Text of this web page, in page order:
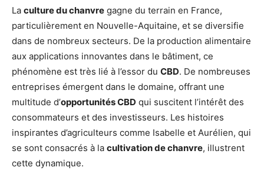
La culture du chanvre gagne du terrain en France,
particulièrement en Nouvelle-Aquitaine, et se diversifie
dans de nombreux secteurs. De la production alimentaire
aux applications innovantes dans le bâtiment, ce
phénomène est très lié à l’essor du CBD. De nombreuses
entreprises émergent dans le domaine, offrant une
multitude d’opportunités CBD qui suscitent l’intérêt des
consommateurs et des investisseurs. Les histoires
inspirantes d’agriculteurs comme Isabelle et Aurélien, qui
se sont consacrés à la cultivation de chanvre, illustrent
cette dynamique.